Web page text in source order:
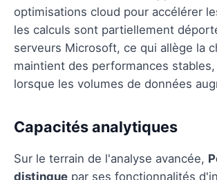
optimisations cloud pour accélérer
les calculs sont partiellement
serveurs Microsoft, ce qui allège la
maintient des performances
lorsque les volumes de données
Capacités analytiques
Sur le terrain de l'analyse avancée,
distingue par ses fonctionnalités